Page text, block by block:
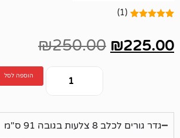
₪250.00
הוספה לסל
91 ס"מ